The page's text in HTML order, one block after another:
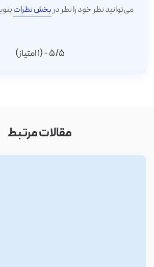
می‌توانید نظر خود را نظر در بخش نظرات
5/5 - (1 امتیاز)
مقالات مرتبط